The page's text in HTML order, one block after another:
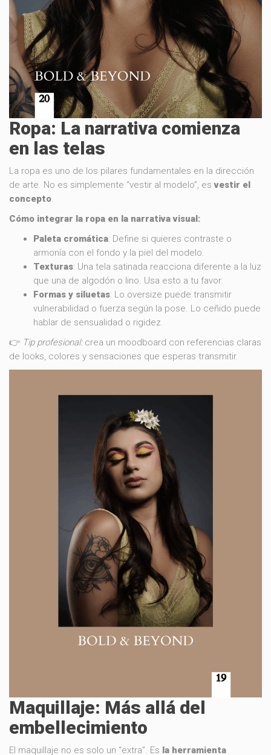
Ropa: La narrativa comienza
en las telas
La ropa es uno de los pilares fundamentales en la dirección
de arte. No es simplemente “vestir al modelo”, esvestir el
concepto.
Cómo integrar la ropa en la narrativa visual:
Paleta cromática: Define si quieres contraste o
armonía con el fondo y la piel del modelo.
Texturas: Una tela satinada reacciona diferente a la luz
que una de algodón o lino. Usa esto a tu favor.
Formas y siluetas: Lo oversize puede transmitir
vulnerabilidad o fuerza según la pose. Lo ceñido puede
hablar de sensualidad o rigidez.
👉 Tip profesional:crea un moodboard con referencias claras
de looks, colores y sensaciones que esperas transmitir.
Maquillaje: Más allá del
embellecimiento
El maquillaje no es solo un “extra”. Es la herramienta